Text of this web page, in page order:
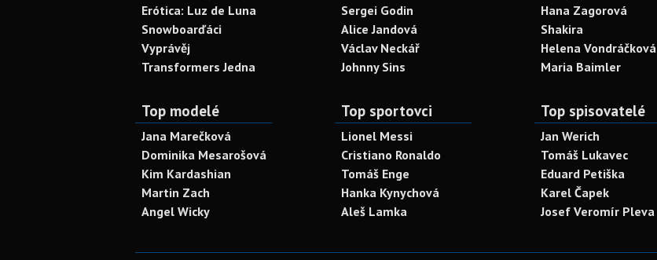
Erótica: Luz de Luna
Snowboarďáci
Vyprávěj
Transformers Jedna
Sergei Godin
Alice Jandová
Václav Neckář
Johnny Sins
Hana Zagorová
Shakira
Helena Vondráčková
Maria Baimler
Top modelé
Jana Marečková
Dominika Mesarošová
Kim Kardashian
Martin Zach
Angel Wicky
Top sportovci
Lionel Messi
Cristiano Ronaldo
Tomáš Enge
Hanka Kynychová
Aleš Lamka
Top spisovatelé
Jan Werich
Tomáš Lukavec
Eduard Petiška
Karel Čapek
Josef Veromír Pleva